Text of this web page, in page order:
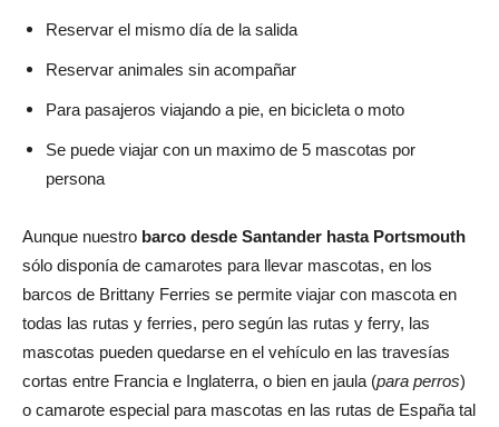
Reservar el mismo día de la salida
Reservar animales sin acompañar
Para pasajeros viajando a pie, en bicicleta o moto
Se puede viajar con un maximo de 5 mascotas por
persona
Aunque nuestro barco desde Santander hasta Portsmouth
sólo disponía de camarotes para llevar mascotas, en los
barcos de Brittany Ferries se permite viajar con mascota en
todas las rutas y ferries, pero según las rutas y ferry, las
mascotas pueden quedarse en el vehículo en las travesías
cortas entre Francia e Inglaterra, o bien en jaula (para perros)
o camarote especial para mascotas en las rutas de España tal